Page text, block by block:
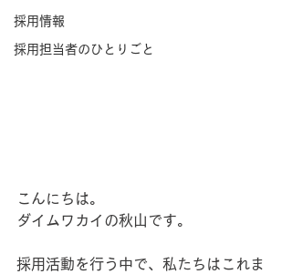
採用情報
採用担当者のひとりごと
こんにちは。
ダイムワカイの秋山です。
採用活動を行う中で、私たちはこれま